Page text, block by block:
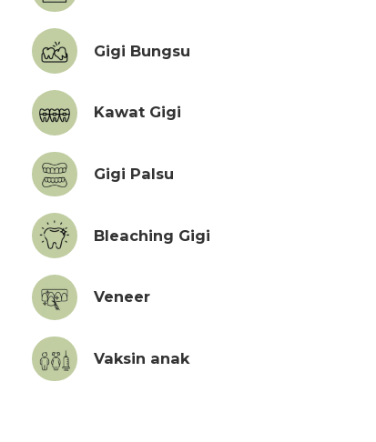
Gigi Bungsu
Kawat Gigi
Gigi Palsu
Bleaching Gigi
Veneer
Vaksin anak